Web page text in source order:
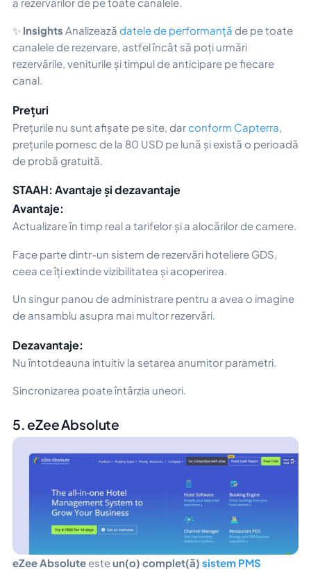
✨ Insights Analizează datele de performanță de pe toate
canalele de rezervare, astfel încât să poți urmări
rezervările, veniturile și timpul de anticipare pe fiecare
canal.
Prețuri
Prețurile nu sunt afișate pe site, darconform Capterra,
prețurile pornesc de la 80 USD pe lună și există o perioadă
de probă gratuită.
STAAH: Avantaje și dezavantaje
Avantaje:
Actualizare în timp real a tarifelor și a alocărilor de camere.
Face parte dintr-un sistem de rezervări hoteliere GDS,
ceea ce îți extinde vizibilitatea și acoperirea.
Un singur panou de administrare pentru a avea o imagine
de ansamblu asupra mai multor rezervări.
Dezavantaje:
Nu întotdeauna intuitiv la setarea anumitor parametri.
Sincronizarea poate întârzia uneori.
5. eZee Absolute
eZee Absolute esteun(o) complet(ă) sistem PMS